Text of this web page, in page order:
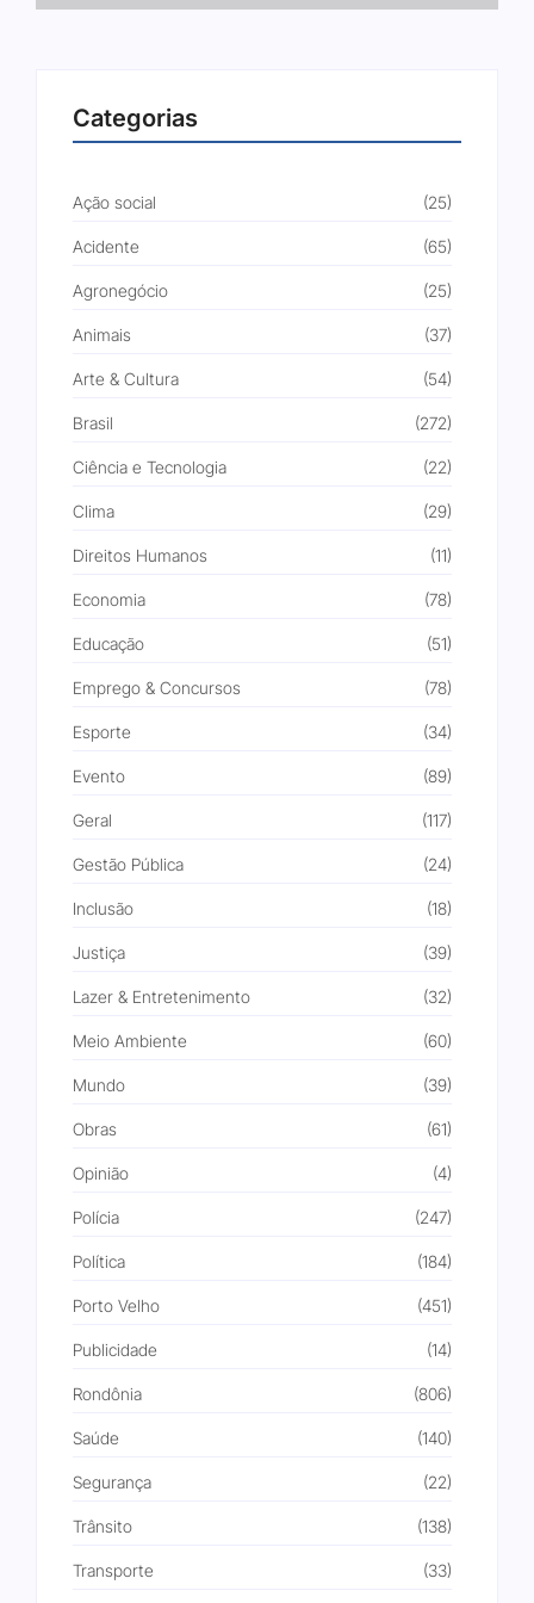
Categorias
Ação social (25)
Acidente (65)
Agronegócio (25)
Animais (37)
Arte & Cultura (54)
Brasil (272)
Ciência e Tecnologia (22)
Clima (29)
Direitos Humanos (11)
Economia (78)
Educação (51)
Emprego & Concursos (78)
Esporte (34)
Evento (89)
Geral (117)
Gestão Pública (24)
Inclusão (18)
Justiça (39)
Lazer & Entretenimento (32)
Meio Ambiente (60)
Mundo (39)
Obras (61)
Opinião (4)
Polícia (247)
Política (184)
Porto Velho (451)
Publicidade (14)
Rondônia (806)
Saúde (140)
Segurança (22)
Trânsito (138)
Transporte (33)